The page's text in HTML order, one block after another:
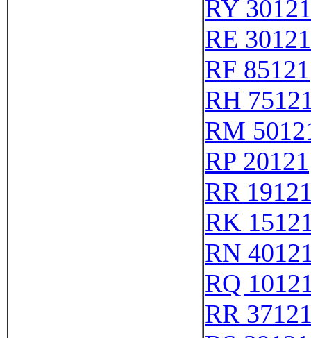
RY 30121
RE 30121
RF 85121
RH
RM
RP 20121
RR
RK
RN
RQ
RR